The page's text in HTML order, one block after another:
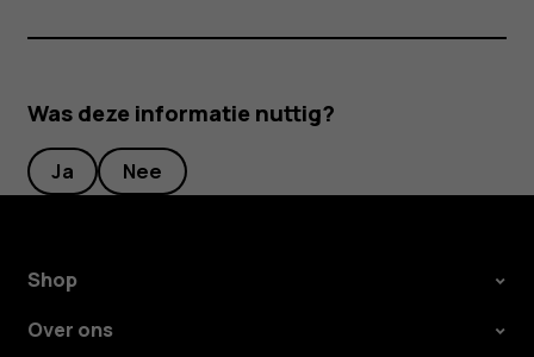
Was deze informatie nuttig?
Ja Nee
Shop
Over ons